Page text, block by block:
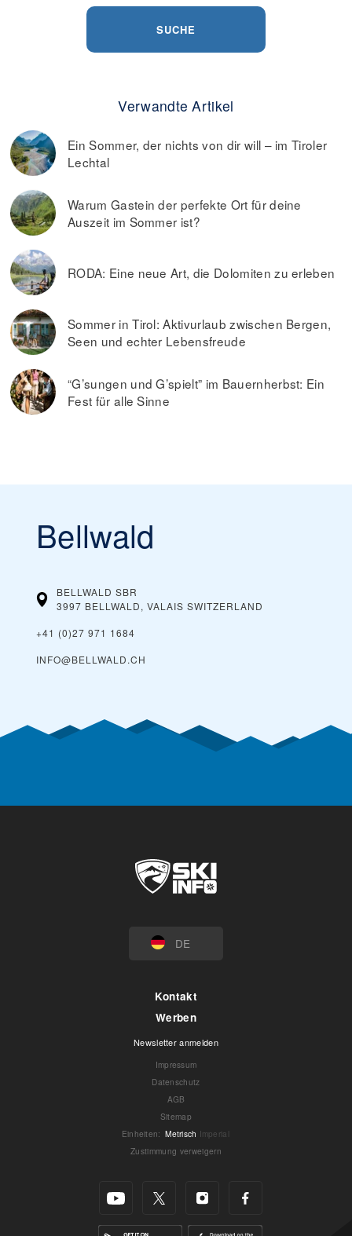
SUCHE
Verwandte Artikel
Ein Sommer, der nichts von dir will – im Tiroler
Lechtal
Warum Gastein der perfekte Ort für deine
Auszeit im Sommer ist?
RODA: Eine neue Art, die Dolomiten zu erleben
Sommer in Tirol: Aktivurlaub zwischen Bergen,
Seen und echter Lebensfreude
“G’sungen und G’spielt” im Bauernherbst: Ein
Fest für alle Sinne
Bellwald
BELLWALD SBR
3997 BELLWALD, VALAIS SWITZERLAND
+41 (0)27 971 1684
INFO@BELLWALD.CH
DE
Kontakt
Werben
Newsletter anmelden
Impressum
Datenschutz
AGB
Sitemap
Einheiten: Metrisch Imperial
Zustimmung verweigern